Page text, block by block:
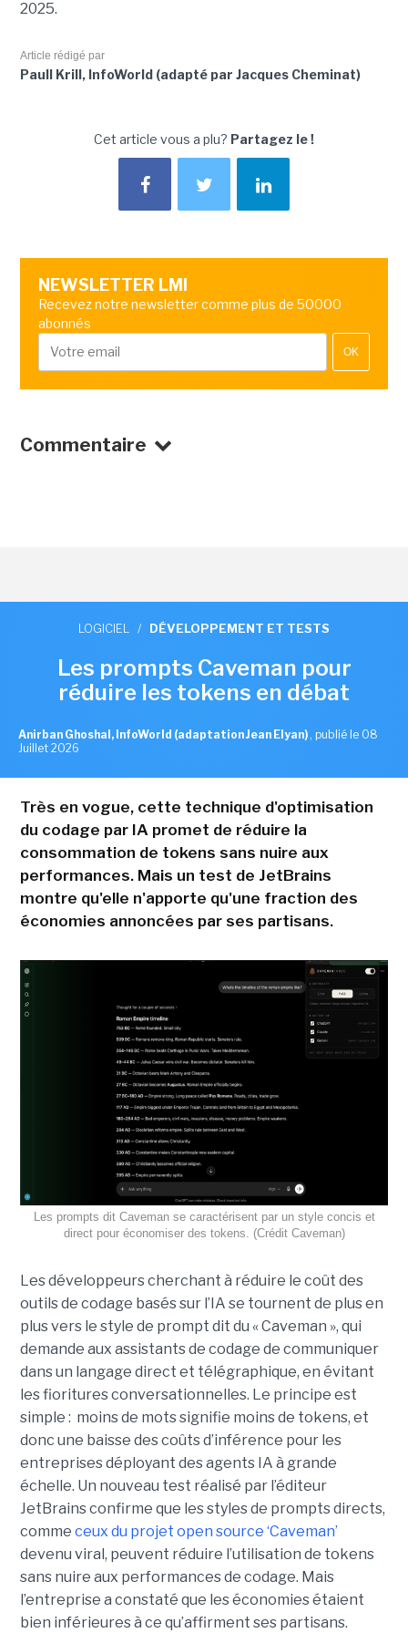
2025.
Article rédigé par
Paull Krill, InfoWorld (adapté par Jacques Cheminat)
Cet article vous a plu? Partagez le !
NEWSLETTER LMI
Recevez notre newsletter comme plus de 50000
abonnés
OK
Commentaire
LOGICIEL / DÉVELOPPEMENT ET TESTS
Les prompts Caveman pour
réduire les tokens en débat
Anirban Ghoshal, InfoWorld (adaptation Jean Elyan) , publié le 08
Juillet 2026
Très en vogue, cette technique d'optimisation
du codage par IA promet de réduire la
consommation de tokens sans nuire aux
performances. Mais un test de JetBrains
montre qu'elle n'apporte qu'une fraction des
économies annoncées par ses partisans.
Les prompts dit Caveman se caractérisent par un style concis et
direct pour économiser des tokens. (Crédit Caveman)
Les développeurs cherchant à réduire le coût des
outils de codage basés sur l’IA se tournent de plus en
plus vers le style de prompt dit du « Caveman », qui
demande aux assistants de codage de communiquer
dans un langage direct et télégraphique, en évitant
les fioritures conversationnelles. Le principe est
simple : moins de mots signifie moins de tokens, et
donc une baisse des coûts d’inférence pour les
entreprises déployant des agents IA à grande
échelle. Un nouveau test réalisé par l’éditeur
JetBrains confirme que les styles de prompts directs,
comme ceux du projet open source ‘Caveman’
devenu viral, peuvent réduire l’utilisation de tokens
sans nuire aux performances de codage. Mais
l’entreprise a constaté que les économies étaient
bien inférieures à ce qu’affirment ses partisans.